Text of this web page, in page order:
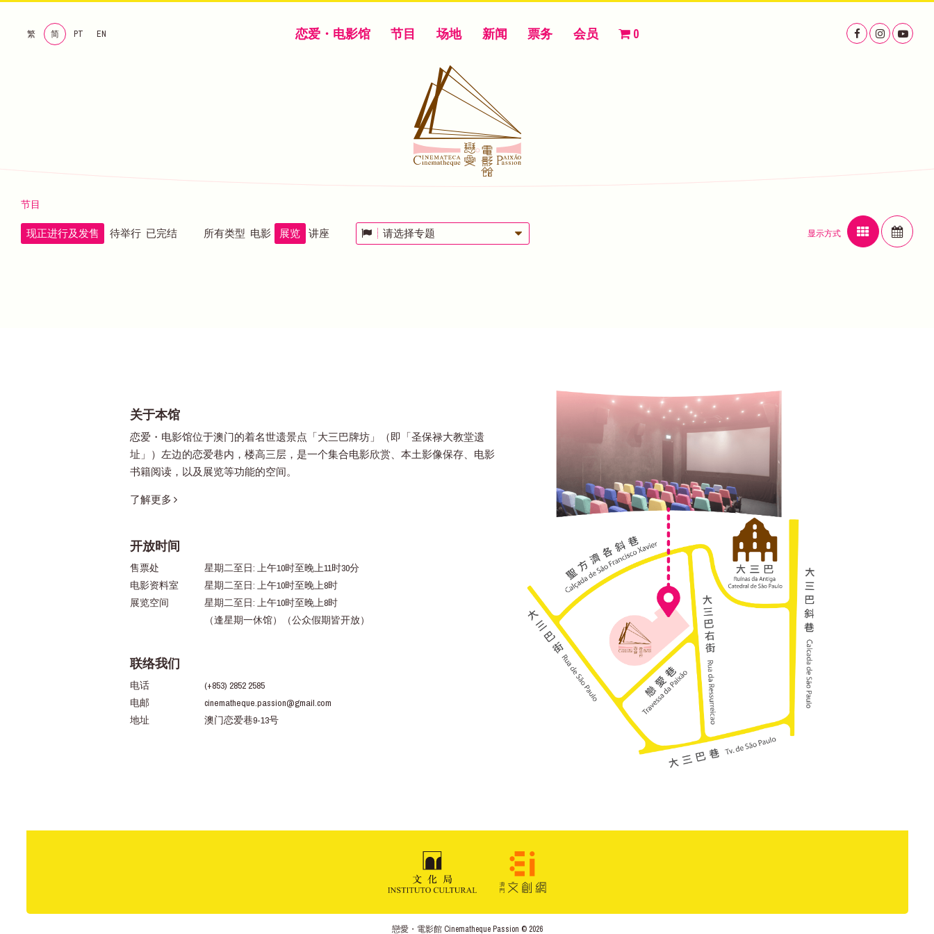
繁 简 PT EN 恋爱・电影馆 节目 场地 新闻 票务 会员 0
节目
现正进行及发售 待举行 已完结 所有类型 电影 展览 讲座 请选择专题 显示方式
关于本馆
恋爱・电影馆位于澳门的着名世遗景点「大三巴牌坊」（即「圣保禄大教堂遗
址」）左边的恋爱巷内，楼高三层，是一个集合电影欣赏、本土影像保存、电影
书籍阅读，以及展览等功能的空间。
了解更多
开放时间
售票处
星期二至日: 上午10时至晚上11时30分
电影资料室
星期二至日: 上午10时至晚上8时
展览空间
星期二至日: 上午10时至晚上8时
（逢星期一休馆）（公众假期皆开放）
联络我们
电话
(+853) 2852 2585
电邮
cinematheque.passion@gmail.com
地址
澳门恋爱巷9-13号
戀愛・電影館 Cinematheque Passion © 2026